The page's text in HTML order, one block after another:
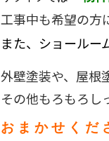
工事中も希望の方
また、ショールー
外壁塗装や、屋根
その他もろもろ
お ま か せ く だ